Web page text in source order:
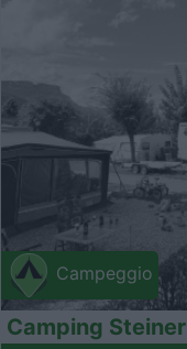
Campeggio
Camping Steiner